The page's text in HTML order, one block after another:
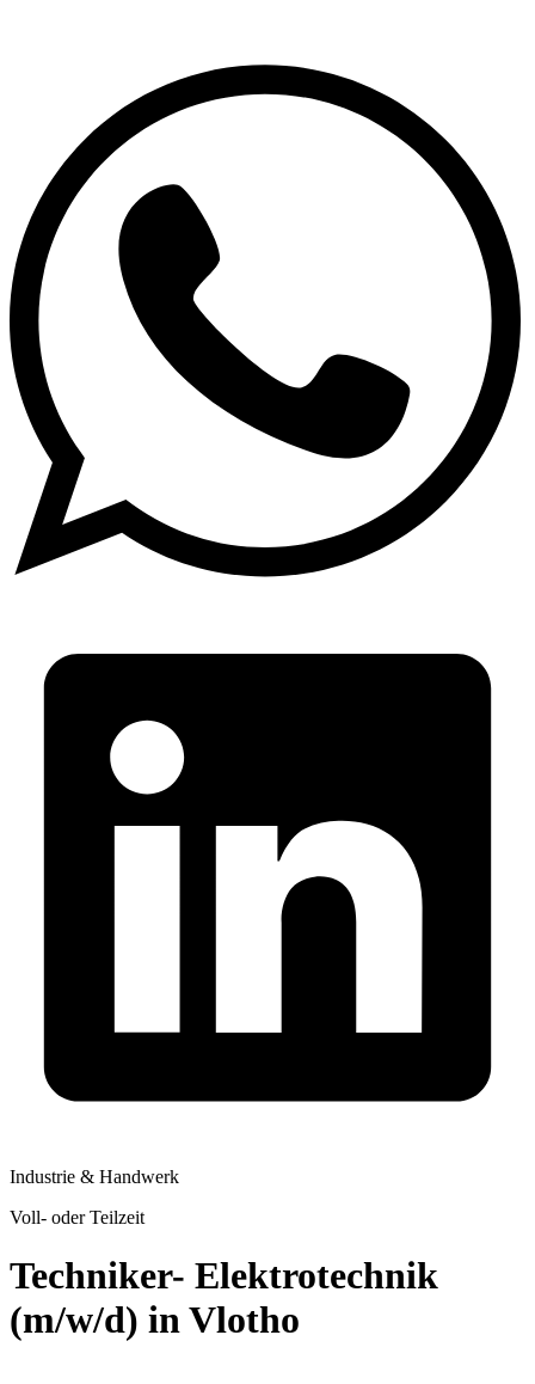
Industrie & Handwerk
Voll- oder Teilzeit
Techniker- Elektrotechnik
(m/w/d) in Vlotho